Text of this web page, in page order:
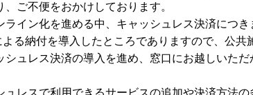
ご不便をおかけしております。
イン化を進める中、キャッシュレス決済につき
る納付を導入したところでありますので、公共
シュレス決済の導入を進め、窓口にお越しいた